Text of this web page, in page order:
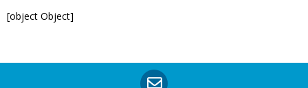
[object Object]